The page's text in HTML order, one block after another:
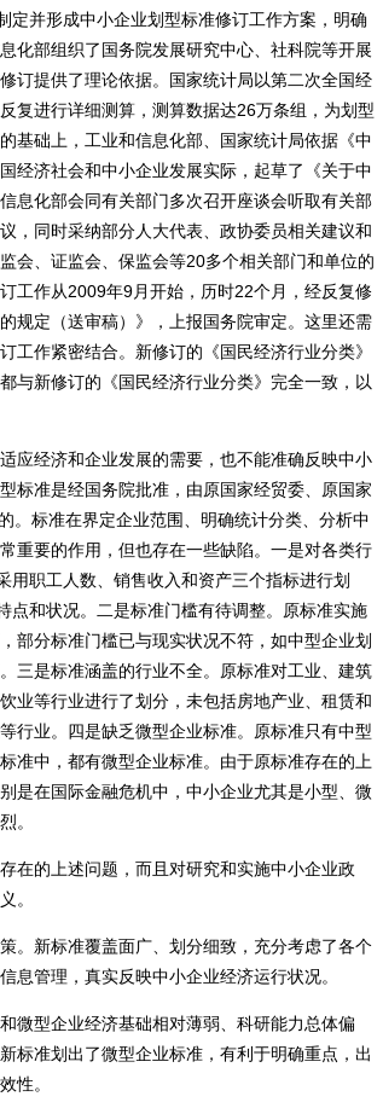
定并形成中小企业划型标准修订工作方案，明确
化部组织了国务院发展研究中心、社科院等开展
订提供了理论依据。国家统计局以第二次全国经
复进行详细测算，测算数据达26万条组，为划型
基础上，工业和信息化部、国家统计局依据《中
经济社会和中小企业发展实际，起草了《关于中
息化部会同有关部门多次召开座谈会听取有关部
，同时采纳部分人大代表、政协委员相关建议和
会、证监会、保监会等20多个相关部门和单位的
工作从2009年9月开始，历时22个月，经反复修
规定（送审稿）》，上报国务院审定。这里还需
工作紧密结合。新修订的《国民经济行业分类》
与新修订的《国民经济行业分类》完全一致，以
应经济和企业发展的需要，也不能准确反映中小
标准是经国务院批准，由原国家经贸委、原国家
。标准在界定企业范围、明确统计分类、分析中
重要的作用，但也存在一些缺陷。一是对各类行
用职工人数、销售收入和资产三个指标进行划
点和状况。二是标准门槛有待调整。原标准实施
部分标准门槛已与现实状况不符，如中型企业划
三是标准涵盖的行业不全。原标准对工业、建筑
业等行业进行了划分，未包括房地产业、租赁和
行业。四是缺乏微型企业标准。原标准只有中型
准中，都有微型企业标准。由于原标准存在的上
是在国际金融危机中，中小企业尤其是小型、微
。
在的上述问题，而且对研究和实施中小企业政
。
。新标准覆盖面广、划分细致，充分考虑了各个
息管理，真实反映中小企业经济运行状况。
微型企业经济基础相对薄弱、科研能力总体偏
标准划出了微型企业标准，有利于明确重点，出
性。